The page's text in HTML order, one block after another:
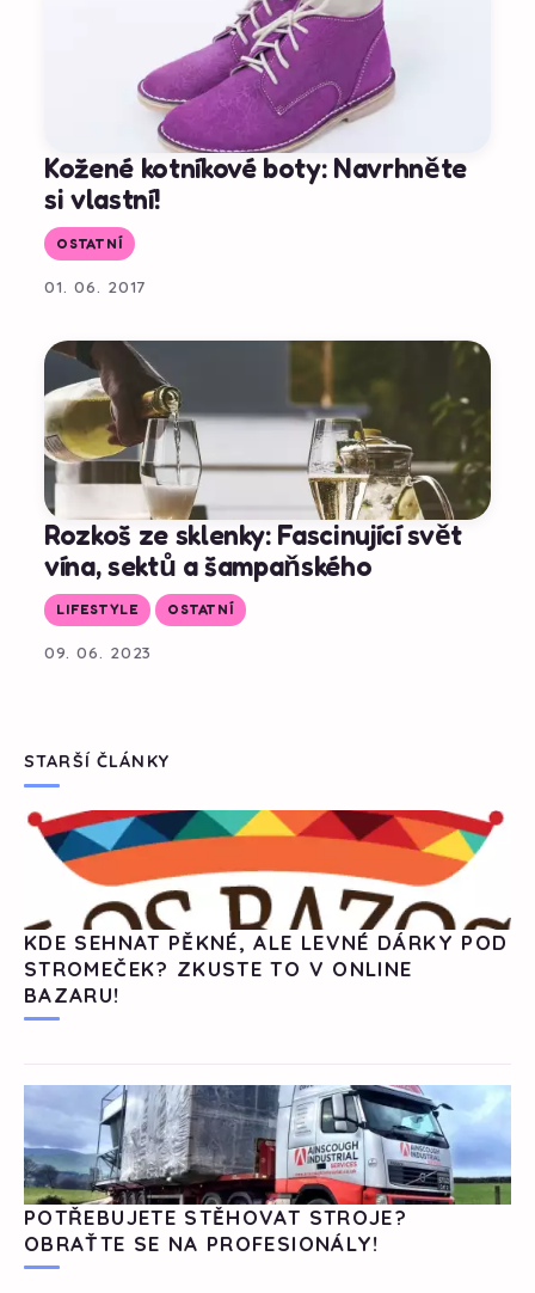
Kožené kotníkové boty: Navrhněte
si vlastní!
OSTATNÍ
01. 06. 2017
Rozkoš ze sklenky: Fascinující svět
vína, sektů a šampaňského
LIFESTYLE OSTATNÍ
09. 06. 2023
STARŠÍ ČLÁNKY
KDE SEHNAT PĚKNÉ, ALE LEVNÉ DÁRKY POD
STROMEČEK? ZKUSTE TO V ONLINE
BAZARU!
POTŘEBUJETE STĚHOVAT STROJE?
OBRAŤTE SE NA PROFESIONÁLY!